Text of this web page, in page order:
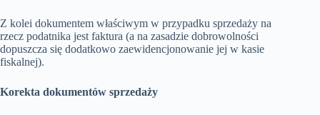
Z kolei dokumentem właściwym w przypadku sprzedaży na
rzecz podatnika jest faktura (a na zasadzie dobrowolności
dopuszcza się dodatkowo zaewidencjonowanie jej w kasie
fiskalnej).
Korekta dokumentów sprzedaży